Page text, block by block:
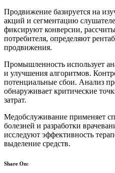
Продвижение базируется на
акций и сегментацию
фиксируют конверсии,
потребителя, определяют
продвижения.
Промышленность использует
и улучшения алгоритмов.
потенциальные сбои. Анализ
обнаруживает критические
затрат.
Медобслуживание применяет
болезней и разработки
исследуют эффективность
выделение средств.
Share On: